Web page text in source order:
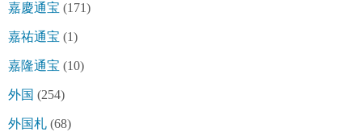
嘉慶通宝 (171)
嘉祐通宝 (1)
嘉隆通宝 (10)
外国 (254)
外国札 (68)